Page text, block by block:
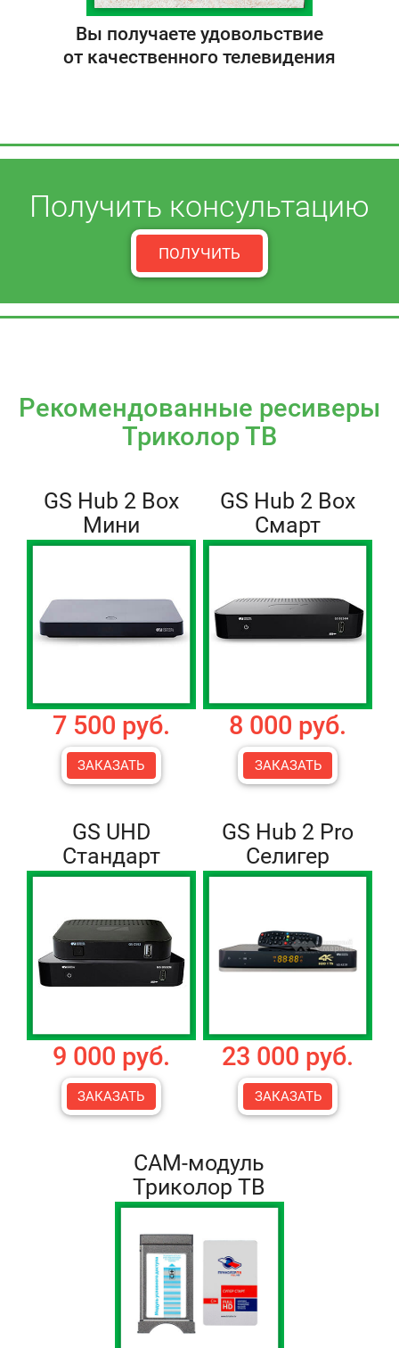
Вы получаете удовольствие
от качественного телевидения
Получить консультацию
ПОЛУЧИТЬ
Рекомендованные ресиверы
Триколор ТВ
GS Hub 2 Box
Мини
7 500 руб.
ЗАКАЗАТЬ
GS Hub 2 Box
Смарт
8 000 руб.
ЗАКАЗАТЬ
GS UHD
Стандарт
9 000 руб.
ЗАКАЗАТЬ
GS Hub 2 Pro
Селигер
23 000 руб.
ЗАКАЗАТЬ
CAM-модуль
Триколор ТВ